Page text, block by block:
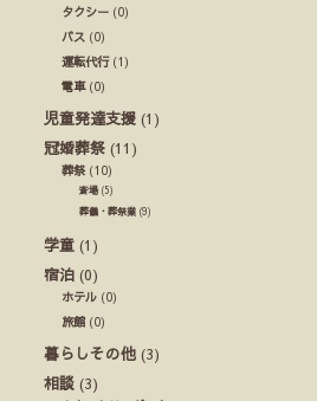
タクシー (0)
バス (0)
運転代行(1)
電車(0)
児童発達支援 (1)
冠婚葬祭 (11)
葬祭(10)
斎場(5)
葬儀・葬祭業 (9)
学童 (1)
宿泊 (0)
ホテル (0)
旅館 (0)
暮らしその他 (3)
相談 (3)